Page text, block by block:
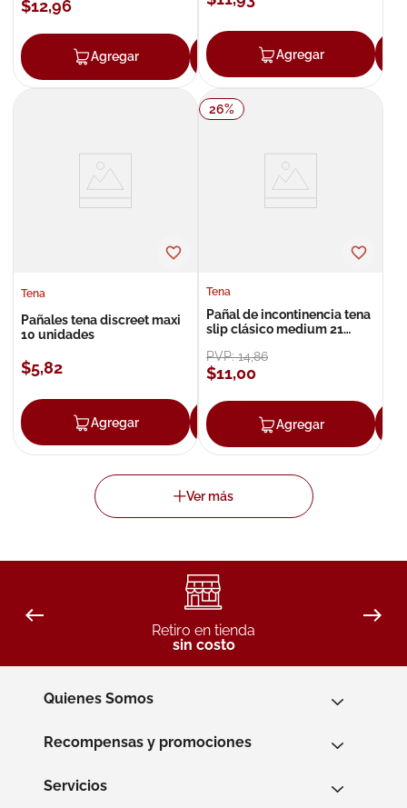
$12,96
Agregar Agregar
Agregar
Tena
Pañales tena discreet maxi
10 unidades
$5,82
Agregar Agregar
26%
Tena
Pañal de incontinencia tena
slip clásico medium 21
PVP:14,86
$11,00
Agregar
Retiro en tienda
sin costo
Quienes Somos
Recompensas y promociones
Servicios